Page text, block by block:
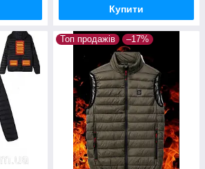
Купити
Топ продажів –17%